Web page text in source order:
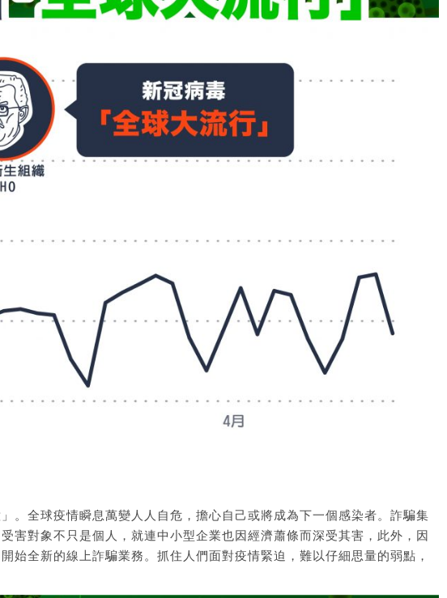
。全球疫情瞬息萬變人人自危，擔心自己或將成為下一個感染者。詐騙集
害對象不只是個人，就連中小型企業也因經濟蕭條而深受其害，此外，因
全新的線上詐騙業務。抓住人們面對疫情緊迫，難以仔細思量的弱點，